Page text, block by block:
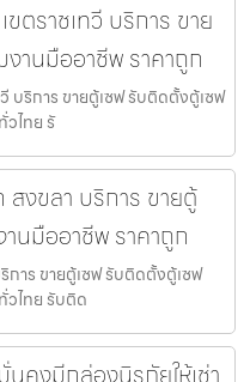
ตราชเทวี บริการ ขาย
านมืออาชีพ ราคาถูก
บริการ ขายตู้เซฟ รับติดตั้งตู้เซฟ
ไทย รั
สงขลา บริการ ขายตู้
นมืออาชีพ ราคาถูก
การ ขายตู้เซฟ รับติดตั้งตู้เซฟ
วไทย รับติด